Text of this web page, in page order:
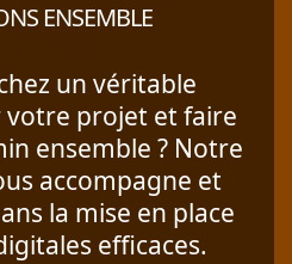
ENSEMBLE
un véritable
projet et faire
ensemble ? Notre
accompagne et
la mise en place
efficaces.